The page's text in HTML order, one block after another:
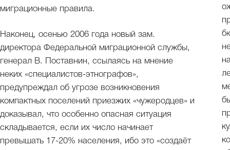
миграционные правила.
Наконец, осенью 2006 года новый зам.
директора Федеральной миграционной службы,
генерал В. Поставнин, ссылаясь на мнение
неких «специалистов-этнографов»,
предупреждал об угрозе возникновения
компактных поселений приезжих «чужеродцев» и
доказывал, что особенно опасная ситуация
складывается, если их число начинает
превышать 17-20% населения, ибо это «создаёт